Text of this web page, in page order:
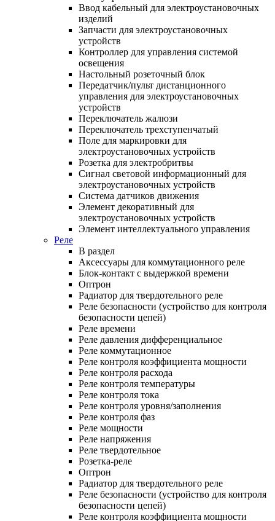
Ввод кабельный для электроустановочных
изделий
Запчасти для электроустановочных
устройств
Контроллер для управления системой
освещения
Настольный розеточный блок
Передатчик/пульт дистанционного
управления для электроустановочных
устройств
Переключатель жалюзи
Переключатель трехступенчатый
Поле для маркировки для
электроустановочных устройств
Розетка для электробритвы
Сигнал световой информационный для
электроустановочных устройств
Система датчиков движения
Элемент декоративный для
электроустановочных устройств
Элемент интеллектуального управления
Реле
В раздел
Аксессуары для коммутационного реле
Блок-контакт с выдержкой времени
Оптрон
Радиатор для твердотельного реле
Реле безопасности (устройство для контроля
безопасности цепей)
Реле времени
Реле давления дифференциальное
Реле коммутационное
Реле контроля коэффициента мощности
Реле контроля расхода
Реле контроля температуры
Реле контроля тока
Реле контроля уровня/заполнения
Реле контроля фаз
Реле мощности
Реле напряжения
Реле твердотельное
Розетка-реле
Оптрон
Радиатор для твердотельного реле
Реле безопасности (устройство для контроля
безопасности цепей)
Реле контроля коэффициента мощности